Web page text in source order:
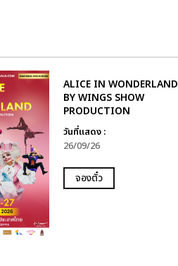
ALICE IN WONDERLAND
BY WINGS SHOW
PRODUCTION
วันที่แสดง :
26/09/26
จองตั๋ว